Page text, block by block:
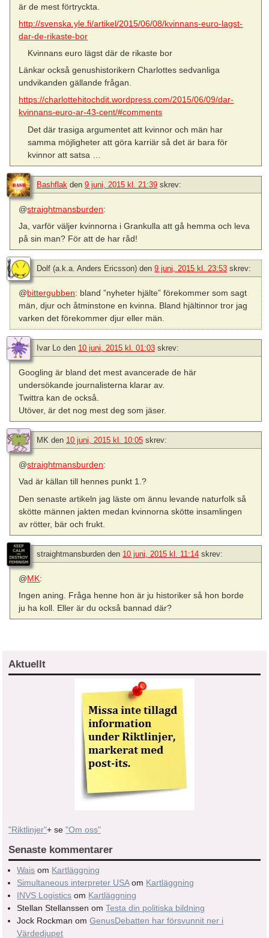
är de mest förtryckta.
http://svenska.yle.fi/artikel/2015/06/08/kvinnans-euro-lagst-
dar-de-rikaste-bor
Kvinnans euro lägst där de rikaste bor
Länkar också genushistorikern Charlottes sedvanliga
undvikanden gällande frågan.
https://charlottehitochdit.wordpress.com/2015/06/09/dar-
kvinnans-euro-ar-43-cent/#comments
Det där trasiga argumentet att kvinnor och män har
samma möjligheter att göra karriär så det är bara för
kvinnor att satsa …
Bashflak den 9 juni, 2015 kl. 21:39 skrev:
@straightmansburden:
Ja, varför väljer kvinnorna i Grankulla att gå hemma och leva
på sin man? För att de har råd!
Dolf (a.k.a. Anders Ericsson) den 9 juni, 2015 kl. 23:53 skrev:
@bittergubben: bland ”nyheter hjälte” förekommer som sagt
män, djur och åtminstone en kvinna. Bland hjältinnor tror jag
varken det förekommer djur eller män.
Ivar Lo den 10 juni, 2015 kl. 01:03 skrev:
Googling är bland det mest avancerade de här
undersökande journalisterna klarar av.
Twittra kan de också.
Utöver, är det nog mest deg som jäser.
MK den 10 juni, 2015 kl. 10:05 skrev:
@straightmansburden:
Vad är källan till hennes punkt 1.?
Den senaste artikeln jag läste om ännu levande naturfolk så
skötte männen jakten medan kvinnorna skötte insamlingen
av rötter, bär och frukt.
straightmansburden den 10 juni, 2015 kl. 11:14 skrev:
@MK:
Ingen aning. Fråga henne hon är ju historiker så hon borde
ju ha koll. Eller är du också bannad där?
Aktuellt
"Riktlinjer"+ se "Om oss"
Senaste kommentarer
Wais om Kartläggning
Simultaneous interpreter USAom Kartläggning
INVS Logistics om Kartläggning
Stellan Stellanssen omTesta din politiska bildning
Jock Rockman omGenusDebatten har försvunnit ner i
Värdedjupet